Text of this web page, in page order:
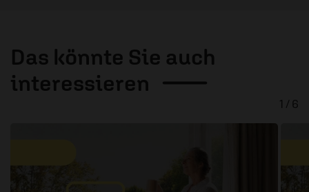
Das könnte Sie auch
interessieren
1 / 6